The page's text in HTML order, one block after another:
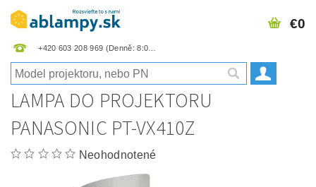
+420 603 208 969
€0
LAMPA DO PROJEKTORU
PANASONIC PT-VX410Z
Neohodnotené